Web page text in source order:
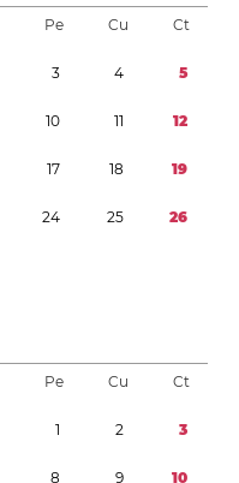
Pe Cu Ct
3 4 5
10 11 12
17 18 19
24 25 26
Pe Cu Ct
1 2 3
8 9 10